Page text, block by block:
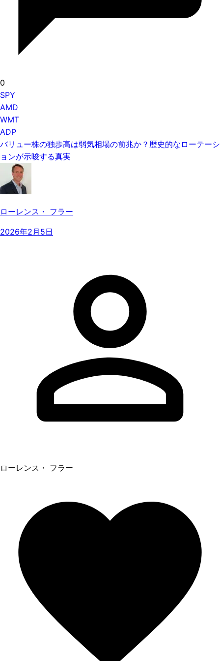
0
SPY
AMD
WMT
ADP
バリュー株の独歩高は弱気相場の前兆か？歴史的なローテーシ
ョンが示唆する真実
ローレンス・ フラー
2026年2月5日
ローレンス・ フラー